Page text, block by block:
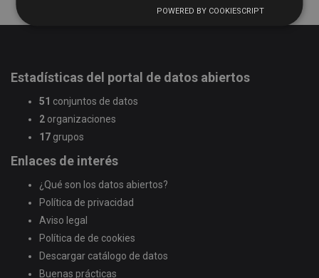
Estadísticas del portal de datos abiertos
51 conjuntos de datos
2 organizaciones
17 grupos
Enlaces de interés
¿Qué son los datos abiertos?
Política de privacidad
Aviso legal
Política de de cookies
Descargar catálogo de datos
Buenas prácticas
POWERED BY COOKIESCRIPT